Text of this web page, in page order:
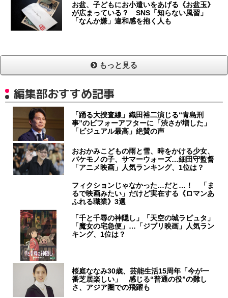
お盆、子どもにお小遣いをあげる《お盆玉》
が広まっている？ SNS「知らない風習」
「なんか嫌」違和感を抱く人も
もっと見る
編集部おすすめ記事
「踊る大捜査線」織田裕二演じる“青島刑
事”のビフォーアフターに「渋さが増した」
「ビジュアル最高」絶賛の声
おおかみこどもの雨と雪、時をかける少女、
バケモノの子、サマーウォーズ…細田守監督
「アニメ映画」人気ランキング、1位は？
フィクションじゃなかった…だと…！ 「ま
るで映画みたい」だけど実在する《ロマンあ
ふれる職業》3選
「千と千尋の神隠し」「天空の城ラピュタ」
「魔女の宅急便」…「ジブリ映画」人気ラン
キング、1位は？
桜庭ななみ30歳、芸能生活15周年「今が一
番芝居楽しい」 感じる“普通の役”の難し
さ、アジア圏での飛躍も